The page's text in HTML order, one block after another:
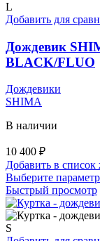
L
Добавить для
Дождевик
BLACK/FLUO
Дождевики
SHIMA
В наличии
10 400 ₽
Добавить в список
Выберите
Быстрый просмотр
S